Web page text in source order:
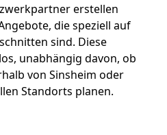
erstellen
die speziell auf
sind. Diese
unabhängig davon, ob
von Sinsheim oder
Standorts planen.